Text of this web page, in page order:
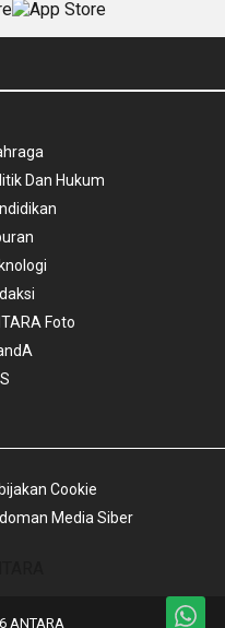
Dan Hukum
Foto
Cookie
Media Siber
ANTARA